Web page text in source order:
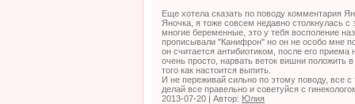
Еще хотела сказать по поводу комментария
Яночка, я тоже совсем недавно столкнулась
многие беременные, это у тебя восполение
прописывали "Канифрон" но он не особо мне
он считается антибиотиком, после его
очень просто, нарвать веток вишни положить
того как настоится выпить.
И не переживай сильно по этому поводу, все
делай все правельно и советуйся с
2013-07-20 | Автор: Юлия